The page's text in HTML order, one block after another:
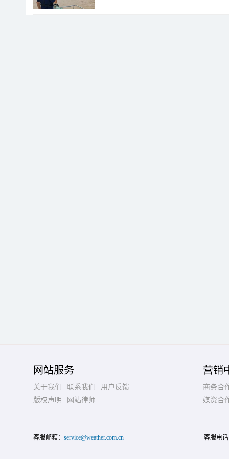
网站服务
关于我们 联系我们
用户反馈
版权声明
网站律师
营销
商务合
媒资合
客服邮箱： service@weather.com.cn 客服电